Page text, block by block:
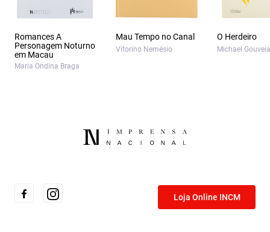
Romances A
Personagem Noturno
em Macau
Maria Ondina Braga
Mau Tempo no Canal
Vitorino Nemésio
O Herdeiro
Michael Gouveia
Loja Online INCM